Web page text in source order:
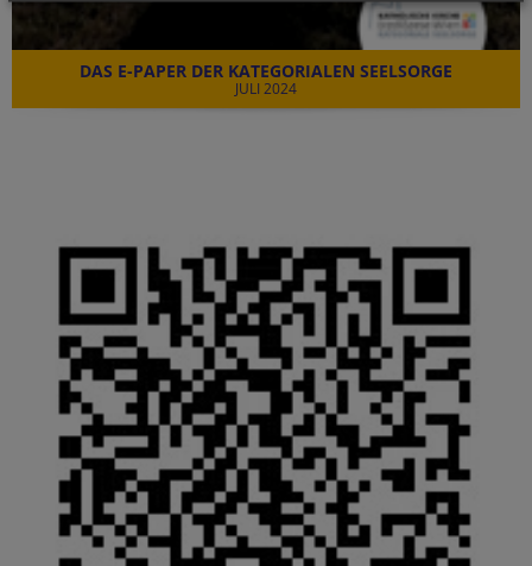
DAS E-PAPER DER KATEGORIALEN SEELSORGE
JULI 2024